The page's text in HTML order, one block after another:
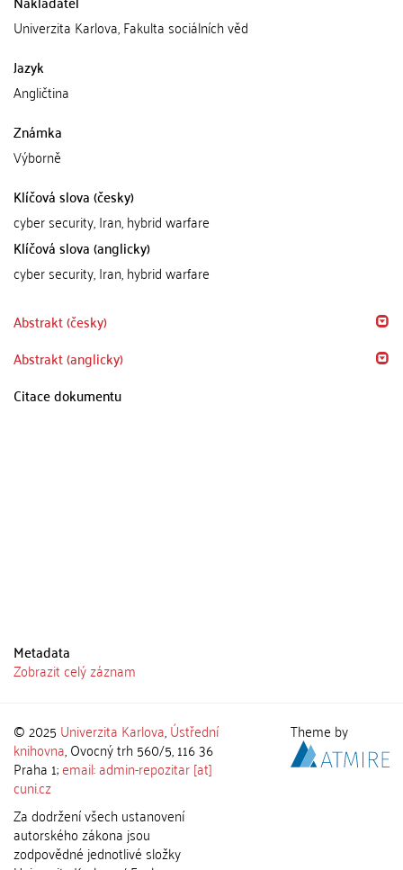
Univerzita Karlova, Fakulta sociálních věd
Jazyk
Angličtina
Známka
Výborně
Klíčová slova (česky)
cyber security, Iran, hybrid warfare
Klíčová slova (anglicky)
cyber security, Iran, hybrid warfare
Abstrakt (česky)
Abstrakt (anglicky)
Citace dokumentu
Metadata
Zobrazit celý záznam
© 2025 Univerzita Karlova,Ústřední
knihovna, Ovocný trh 560/5, 116 36
Praha 1;email: admin-repozitar [at]
cuni.cz
Za dodržení všech ustanovení
autorského zákona jsou
zodpovědné jednotlivé složky
Theme by